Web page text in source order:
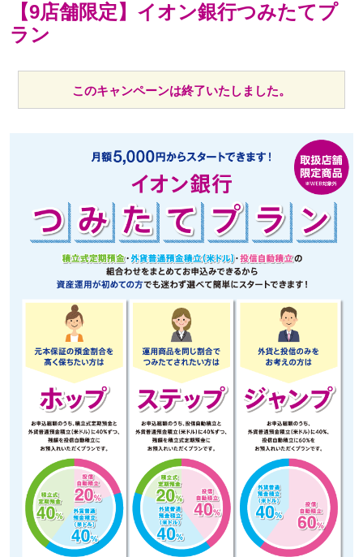
【9店舗限定】イオン銀行つみたてプ
ラン
このキャンペーンは終了いたしました。